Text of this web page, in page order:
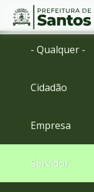
Ir
menu
para
Conteúdo
- Qualquer -
Cidadão
Empresa
Servidor